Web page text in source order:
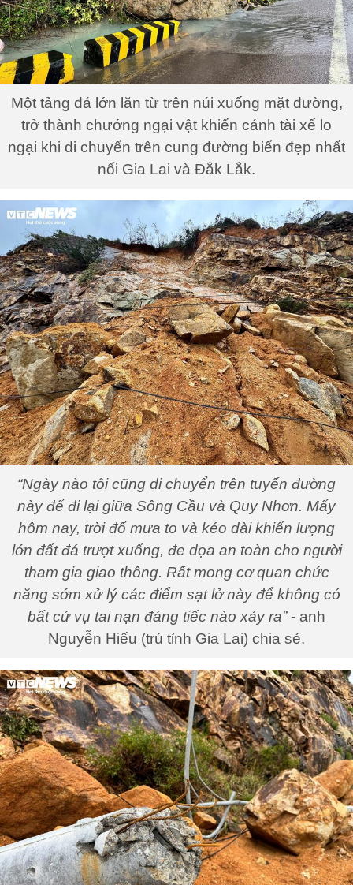
Một tảng đá lớn lăn từ trên núi xuống mặt đường,
trở thành chướng ngại vật khiến cánh tài xế lo
ngại khi di chuyển trên cung đường biển đẹp nhất
nối Gia Lai và Đắk Lắk.
“Ngày nào tôi cũng di chuyển trên tuyến đường
này để đi lại giữa Sông Cầu và Quy Nhơn. Mấy
hôm nay, trời đổ mưa to và kéo dài khiến lượng
lớn đất đá trượt xuống, đe dọa an toàn cho người
tham gia giao thông. Rất mong cơ quan chức
năng sớm xử lý các điểm sạt lở này để không có
bất cứ vụ tai nạn đáng tiếc nào xảy ra”- anh
Nguyễn Hiếu (trú tỉnh Gia Lai) chia sẻ.